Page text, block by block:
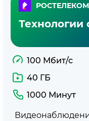
РОСТЕЛЕКОМ
Технологии
100 Мбит/с
40 ГБ
1000 Минут